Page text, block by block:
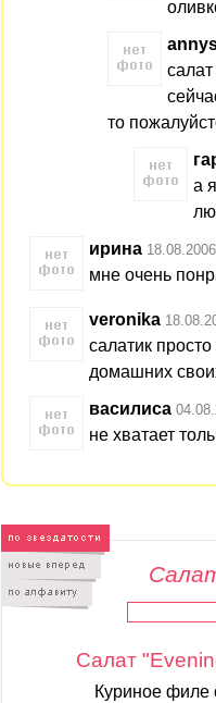
то
а
ирина
мне очень
veronika
салатик
домашних
василиса
не хватает
Салат
Куриное филе